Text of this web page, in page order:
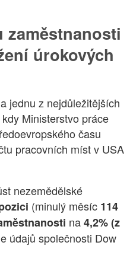
úrokových
jednu z nejdůležitějších
Ministerstvo práce
času
pracovních míst v USA
nezemědělské
(minulý měsíc 114
na4,2% (z
údajů společnosti Dow